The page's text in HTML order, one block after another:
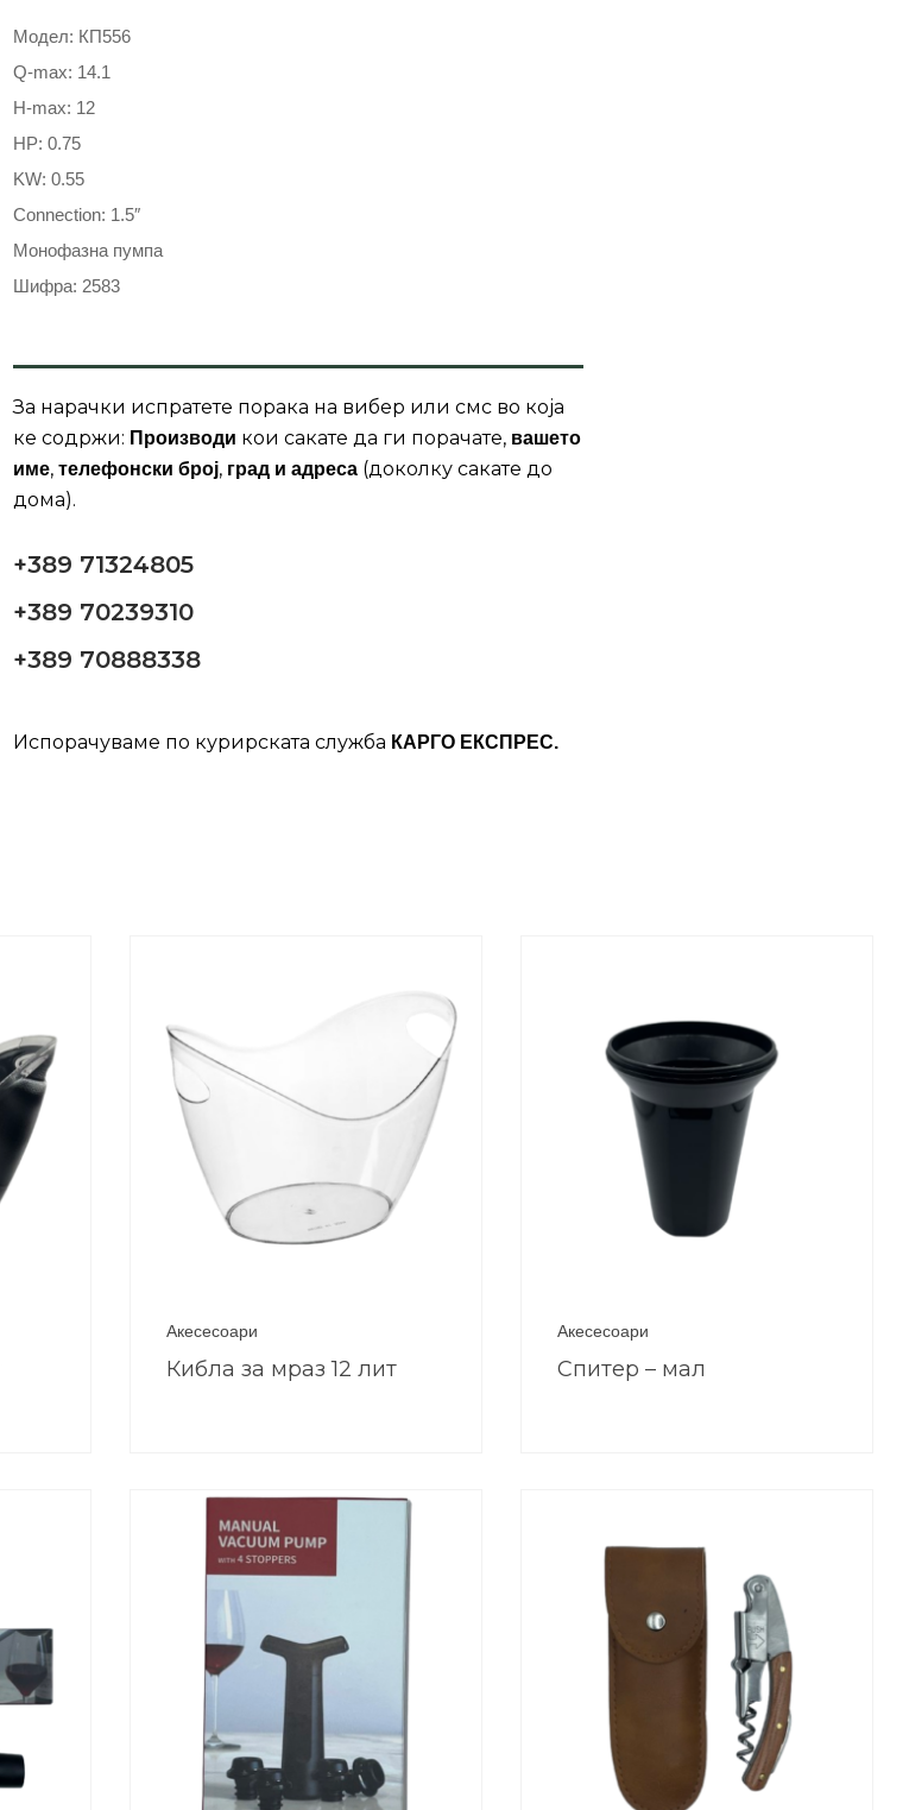
Модел: КП556
Q-max: 14.1
H-max: 12
HP: 0.75
KW: 0.55
Connection: 1.5″
Монофазна пумпа
Шифра: 2583
За нарачки испратете порака на вибер или смс во која
ке содржи: Производи кои сакате да ги порачате, вашето
име, телефонски број, град и адреса (доколку сакате до
дома).
+389 71324805
+389 70239310
+389 70888338
Испорачуваме по курирската служба КАРГО ЕКСПРЕС.
Акесесоари
Кибла за мраз 12 лит
Акесесоари
Спитер – мал